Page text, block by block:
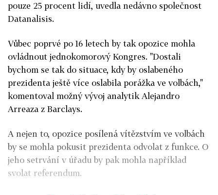
pouze 25 procent lidí, uvedla nedávno společnost
Datanalisis.
Vůbec poprvé po 16 letech by tak opozice mohla
ovládnout jednokomorový Kongres. "Dostali
bychom se tak do situace, kdy by oslabeného
prezidenta ještě více oslabila porážka ve volbách,"
komentoval možný vývoj analytik Alejandro
Arreaza z Barclays.
A nejen to, opozice posílená vítězstvím ve volbách
by se mohla pokusit prezidenta odvolat z funkce. O
jeho setrvání v úřadu by pak mohla například
svolat referendum.